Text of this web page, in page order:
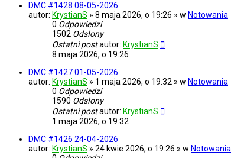
DMC #1428 08-05-2026
autor: KrystianS » 8 maja 2026, o 19:26 » w Notowania
0 Odpowiedzi
1502 Odsłony
Ostatni postautor: KrystianS
8 maja 2026, o 19:26
DMC #1427 01-05-2026
autor: KrystianS » 1 maja 2026, o 19:32 » w Notowania
0 Odpowiedzi
1590 Odsłony
Ostatni postautor: KrystianS
1 maja 2026, o 19:32
DMC #1426 24-04-2026
autor: KrystianS » 24 kwie 2026, o 19:26 » w Notowania